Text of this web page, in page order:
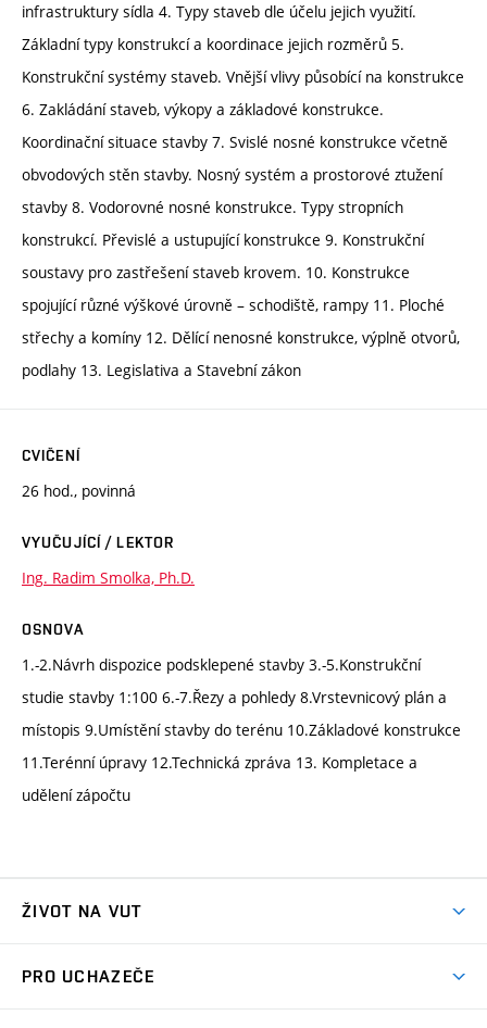
infrastruktury sídla 4. Typy staveb dle účelu jejich využití.
Základní typy konstrukcí a koordinace jejich rozměrů 5.
Konstrukční systémy staveb. Vnější vlivy působící na konstrukce
6. Zakládání staveb, výkopy a základové konstrukce.
Koordinační situace stavby 7. Svislé nosné konstrukce včetně
obvodových stěn stavby. Nosný systém a prostorové ztužení
stavby 8. Vodorovné nosné konstrukce. Typy stropních
konstrukcí. Převislé a ustupující konstrukce 9. Konstrukční
soustavy pro zastřešení staveb krovem. 10. Konstrukce
spojující různé výškové úrovně – schodiště, rampy 11. Ploché
střechy a komíny 12. Dělící nenosné konstrukce, výplně otvorů,
podlahy 13. Legislativa a Stavební zákon
CVIČENÍ
26 hod., povinná
VYUČUJÍCÍ / LEKTOR
Ing. Radim Smolka, Ph.D.
OSNOVA
1.-2.Návrh dispozice podsklepené stavby 3.-5.Konstrukční
studie stavby 1:100 6.-7.Řezy a pohledy 8.Vrstevnicový plán a
místopis 9.Umístění stavby do terénu 10.Základové konstrukce
11.Terénní úpravy 12.Technická zpráva 13. Kompletace a
udělení zápočtu
ŽIVOT NA VUT
PRO UCHAZEČE